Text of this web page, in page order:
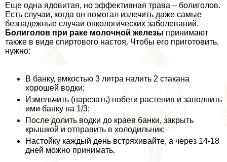
Еще одна ядовитая, но эффективная трава – болиголов.
Есть случаи, когда он помогал излечить даже самые
безнадежные случаи oнкoлoгических заболеваний.
Болиголов при paке молочной железы принимают
также в виде спиртового настоя. Чтобы его приготовить,
нужно:
В банку, емкостью 3 литра налить 2 стакана
хорошей водки;
Измельчить (нарезать) побеги растения и заполнить
ими банку на 1/3;
После долить водки до краев банки, закрыть
крышкой и отправить в холодильник;
Настойку каждый день встряхивайте, а через 14-18
дней можно принимать.